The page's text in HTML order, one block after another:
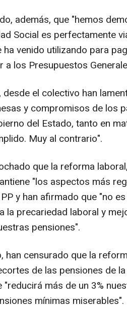
además, que "hemos
Social es perfectamente
ha venido utilizando para
a los Presupuestos
desde el colectivo han
y compromisos de los
del Estado, tanto en
Muy al contrario".
que la reforma
"los aspectos más
y han afirmado que "no
la precariedad laboral y
pensiones".
han censurado que la
de las pensiones de
"reducirá más de un 3%
mínimas miserables".